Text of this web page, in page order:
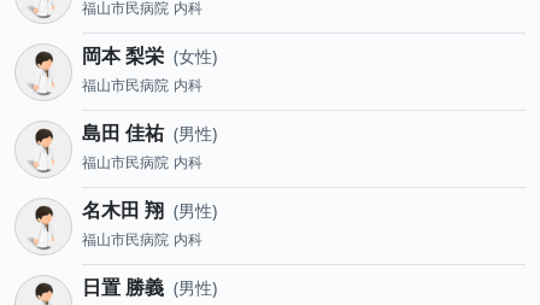
福山市民病院 内科
岡本 梨栄 女性
福山市民病院 内科
島田 佳祐 男性
福山市民病院 内科
名木田 翔 男性
福山市民病院 内科
日置 勝義 男性